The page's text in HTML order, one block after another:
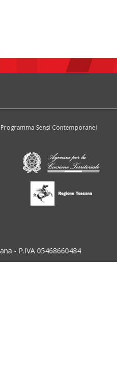
Sensi Contemporanei
- P.IVA 05468660484